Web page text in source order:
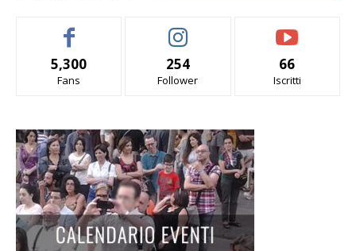
5,300
Fans
254
Follower
66
Iscritti